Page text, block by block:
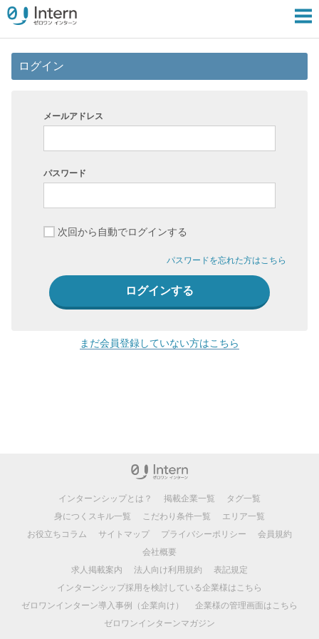
ログイン
メールアドレス
パスワード
次回から自動でログインする
パスワードを忘れた方はこちら
まだ会員登録していない方はこちら
インターンシップとは？ 掲載企業一覧
タグ一覧
身につくスキル一覧
こだわり条件一覧
エリア一覧
お役立ちコラム
サイトマップ プライバシーポリシー
会員規約
会社概要
求人掲載案内
法人向け利用規約
表記規定
インターンシップ採用を検討している企業様はこちら
ゼロワンインターン導入事例（企業向け）
企業様の管理画面はこちら
ゼロワンインターンマガジン